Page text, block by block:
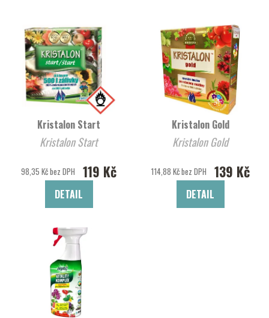
Kristalon Start
Kristalon Start
98,35 Kč bez DPH 119 Kč
DETAIL
Kristalon Gold
Kristalon Gold
114,88 Kč bez DPH 139 Kč
DETAIL